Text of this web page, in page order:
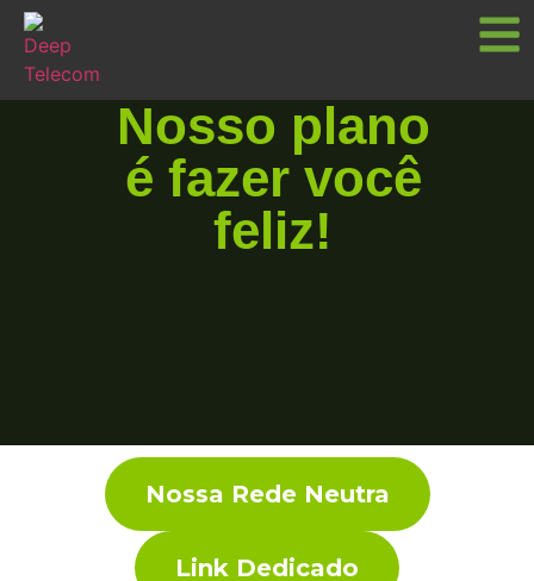
Nosso plano
é fazer você
feliz!
Nossa Rede Neutra
Link Dedicado